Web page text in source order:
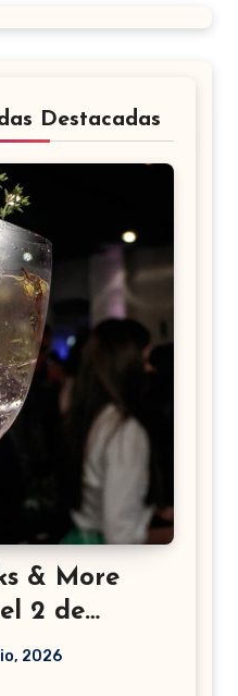
Destacadas
& More
2 de
en el
2026